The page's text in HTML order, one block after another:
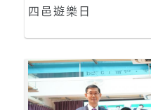
四邑遊樂日